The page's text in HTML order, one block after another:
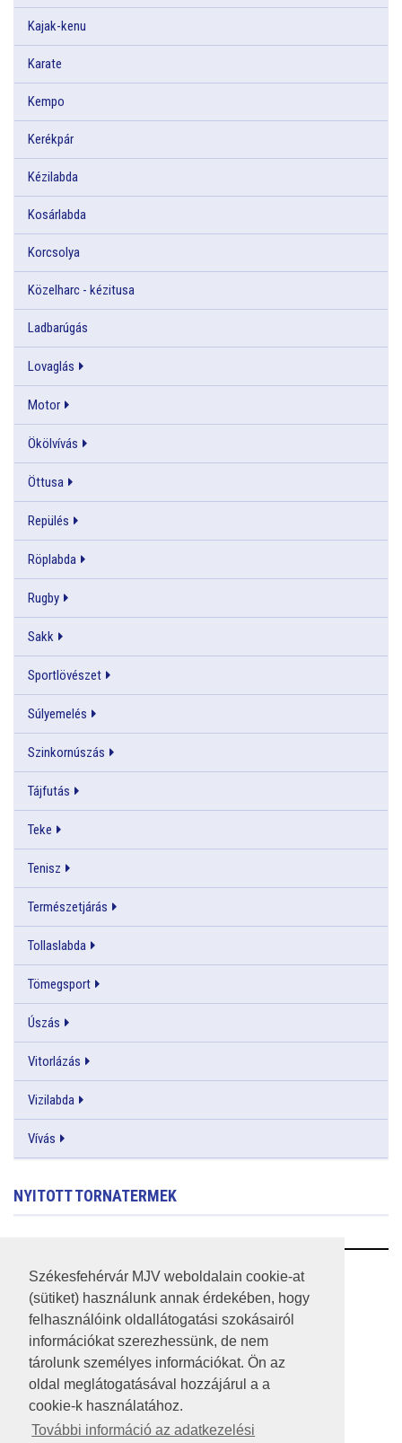
Székesfehérvár MJV weboldalain cookie-at
(sütiket) használunk annak érdekében, hogy
felhasználóink oldallátogatási szokásairól
információkat szerezhessünk, de nem
tárolunk személyes információkat. Ön az
oldal meglátogatásával hozzájárul a a
cookie-k használatához.
További információ az adatkezelési
Kajak-kenu
Karate
Kempo
Kerékpár
Kézilabda
Kosárlabda
Korcsolya
Közelharc - kézitusa
Ladbarúgás
Lovaglás
Motor
Ökölvívás
Öttusa
Repülés
Röplabda
Rugby
Sakk
Sportlövészet
Súlyemelés
Szinkornúszás
Tájfutás
Teke
Tenisz
Természetjárás
Tollaslabda
Tömegsport
Úszás
Vitorlázás
Vizilabda
Vívás
NYITOTT TORNATERMEK
RSS
A HONLAP 2017.03.31-I ÁLLAPOTA
JOGI NYILATKOZAT
IMPRESSZUM